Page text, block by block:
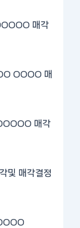
매각
OOOO 매
매각
및 매각결정